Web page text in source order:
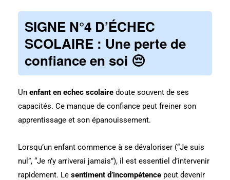
SIGNE N°4 D’ÉCHEC
SCOLAIRE : Une perte de
confiance en soi 😔
Un enfant en echec scolaire doute souvent de ses
capacités. Ce manque de confiance peut freiner son
apprentissage et son épanouissement.
Lorsqu’un enfant commence à se dévaloriser (“Je suis
nul”, “Je n’y arriverai jamais”), il est essentiel d’intervenir
rapidement. Le sentiment d’incompétence peut devenir